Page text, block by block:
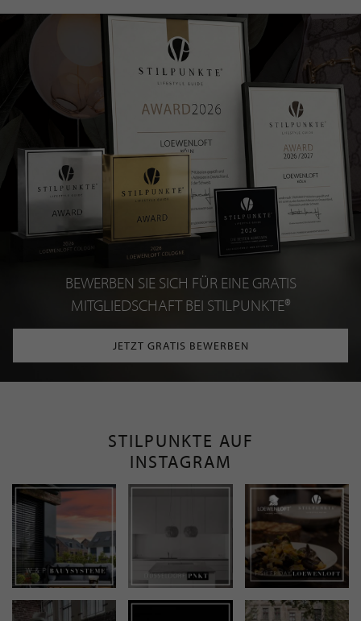
BEWERBEN SIE SICH FÜR EINE GRATIS
MITGLIEDSCHAFT BEI STILPUNKTE®
JETZT GRATIS BEWERBEN
STILPUNKTE AUF
INSTAGRAM